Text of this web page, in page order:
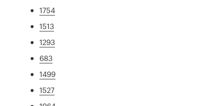
1754
1513
1293
683
1499
1527